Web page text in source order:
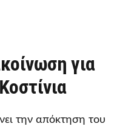
για
την απόκτηση του